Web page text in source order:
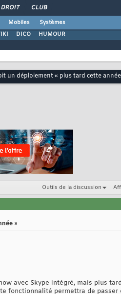
DROIT CLUB
Mobiles
Systèmes
DICO HUMOUR
un déploiement « plus tard cette
Outils de la discussion
»
avec Skype intégré, mais plus
fonctionnalité permettra de passer